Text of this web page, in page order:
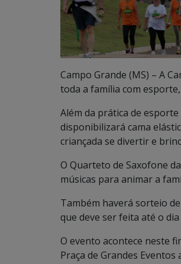
Campo Grande (MS) – A
toda a família com
Além da prática de
disponibilizará cama
criançada se divertir e
O Quarteto de Saxofone
músicas para animar a
Também haverá sorteio
que deve ser feita até o
O evento acontece neste
Praça de Grandes Eventos